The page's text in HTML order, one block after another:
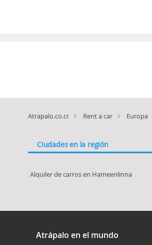
Atrapalo.co.cr Rent a car Europa
Ciudades en la región
Alquiler de carros en Hameenlinna
Atrápalo en el mundo